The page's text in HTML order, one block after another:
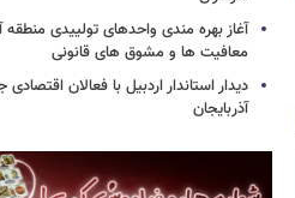
آغاز بهره مندی واحدهای تولییدی منطقه
معافیت ها و مشوق های قانونی
دیدار استاندار اردبیل با فعالان
آذربایجان